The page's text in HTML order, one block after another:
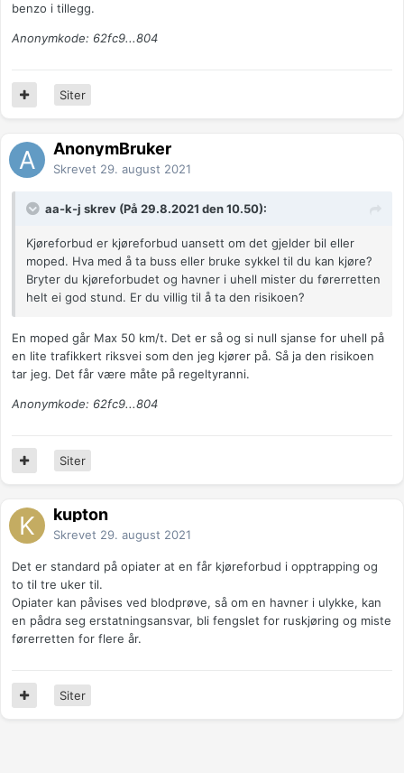
benzo i tillegg.
Anonymkode: 62fc9...804
Siter
AnonymBruker
Skrevet 29. august 2021
aa-k-j skrev (På 29.8.2021 den 10.50):
Kjøreforbud er kjøreforbud uansett om det gjelder bil eller
moped. Hva med å ta buss eller bruke sykkel til du kan kjøre?
Bryter du kjøreforbudet og havner i uhell mister du førerretten
helt ei god stund. Er du villig til å ta den risikoen?
En moped går Max 50 km/t. Det er så og si null sjanse for uhell på
en lite trafikkert riksvei som den jeg kjører på. Så ja den risikoen
tar jeg. Det får være måte på regeltyranni.
Anonymkode: 62fc9...804
Siter
kupton
Skrevet 29. august 2021
Det er standard på opiater at en får kjøreforbud i opptrapping og
to til tre uker til.
Opiater kan påvises ved blodprøve, så om en havner i ulykke, kan
en pådra seg erstatningsansvar, bli fengslet for ruskjøring og miste
førerretten for flere år.
Siter